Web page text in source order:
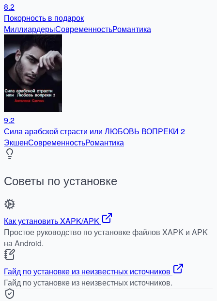
8.2
Покорность в подарок
МиллиардерыСовременностьРомантика
9.2
Сила арабской страсти или ЛЮБОВЬ ВОПРЕКИ 2
ЭкшенСовременностьРомантика
Советы по установке
Как установить XAPK/APK
Простое руководство по установке файлов XAPK и APK
на Android.
Гайд по установке из неизвестных источников
Гайд по установке из неизвестных источников.